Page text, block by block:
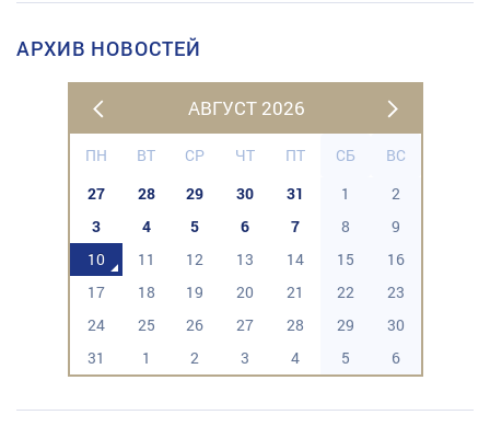
АРХИВ НОВОСТЕЙ
АВГУСТ 2026
ПН ВТ СР ЧТ ПТ СБ
ВС
27
28 29 30 31 1
2
3
4 5 6 7 8
9
10
11 12 13 14 15
16
17
18 19 20 21 22
23
24
25 26 27 28 29
30
31
1 2 3 4 5 6